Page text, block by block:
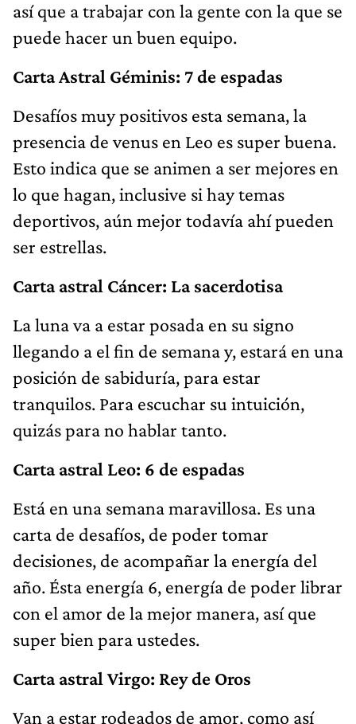
así que a trabajar con la gente con la que se
puede hacer un buen equipo.
Carta Astral Géminis: 7 de espadas
Desafíos muy positivos esta semana, la
presencia de venus en Leo es super buena.
Esto indica que se animen a ser mejores en
lo que hagan, inclusive si hay temas
deportivos, aún mejor todavía ahí pueden
ser estrellas.
Carta astral Cáncer: La sacerdotisa
La luna va a estar posada en su signo
llegando a el fin de semana y, estará en una
posición de sabiduría, para estar
tranquilos. Para escuchar su intuición,
quizás para no hablar tanto.
Carta astral Leo: 6 de espadas
Está en una semana maravillosa. Es una
carta de desafíos, de poder tomar
decisiones, de acompañar la energía del
año. Ésta energía 6, energía de poder librar
con el amor de la mejor manera, así que
super bien para ustedes.
Carta astral Virgo: Rey de Oros
Van a estar rodeados de amor, como así